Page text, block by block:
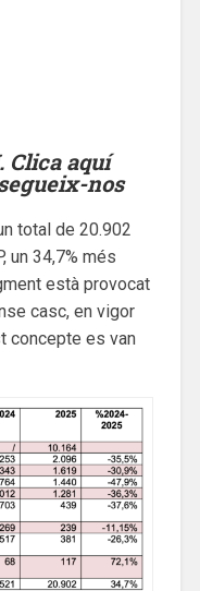
Clica aquí
nos
total de 20.902
un 34,7% més
està provocat
casc, en vigor
concepte es van